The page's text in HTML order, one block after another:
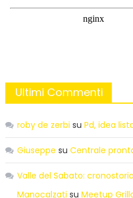
Ultimi Commenti
roby de zerbi su Pd, idea
Giuseppe su Centrale
Valle del Sabato:
Manocalzati su Meetup